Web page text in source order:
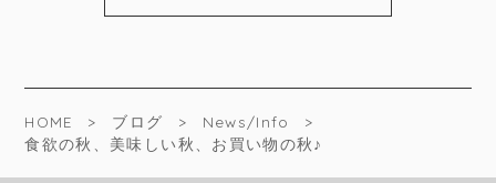
HOME ブログ
News/Info
食欲の秋、美味しい秋、お買い物の秋♪